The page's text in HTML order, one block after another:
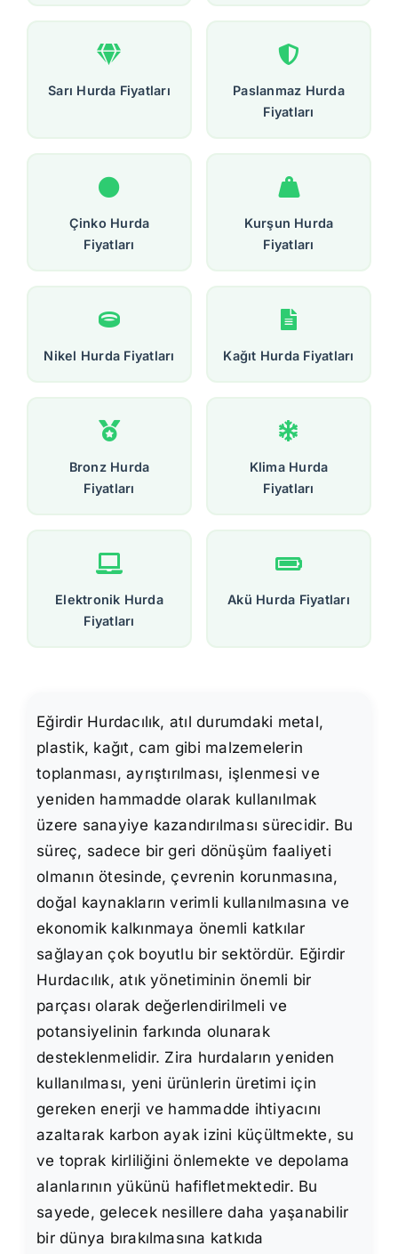
Sarı Hurda Fiyatları
Paslanmaz Hurda
Fiyatları
Çinko Hurda
Fiyatları
Kurşun Hurda
Fiyatları
Nikel Hurda Fiyatları Kağıt Hurda Fiyatları
Bronz Hurda
Fiyatları
Klima Hurda
Fiyatları
Elektronik Hurda
Fiyatları
Akü Hurda Fiyatları
Eğirdir Hurdacılık, atıl durumdaki metal,
plastik, kağıt, cam gibi malzemelerin
toplanması, ayrıştırılması, işlenmesi ve
yeniden hammadde olarak kullanılmak
üzere sanayiye kazandırılması sürecidir. Bu
süreç, sadece bir geri dönüşüm faaliyeti
olmanın ötesinde, çevrenin korunmasına,
doğal kaynakların verimli kullanılmasına ve
ekonomik kalkınmaya önemli katkılar
sağlayan çok boyutlu bir sektördür. Eğirdir
Hurdacılık, atık yönetiminin önemli bir
parçası olarak değerlendirilmeli ve
potansiyelinin farkında olunarak
desteklenmelidir. Zira hurdaların yeniden
kullanılması, yeni ürünlerin üretimi için
gereken enerji ve hammadde ihtiyacını
azaltarak karbon ayak izini küçültmekte, su
ve toprak kirliliğini önlemekte ve depolama
alanlarının yükünü hafifletmektedir. Bu
sayede, gelecek nesillere daha yaşanabilir
bir dünya bırakılmasına katkıda